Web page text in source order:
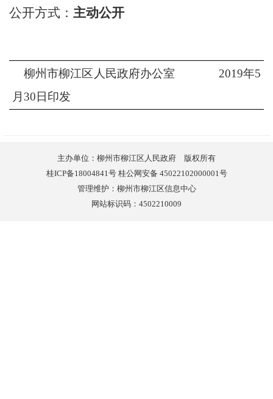
公开方式： 主动公开
柳州市柳江区人民政府办公室 2019年5
月 30日印发
主办单位：柳州市柳江区人民政府 版权所有
桂ICP备18004841号 桂公网安备 45022102000001号
管理维护：柳州市柳江区信息中心
网站标识码：4502210009